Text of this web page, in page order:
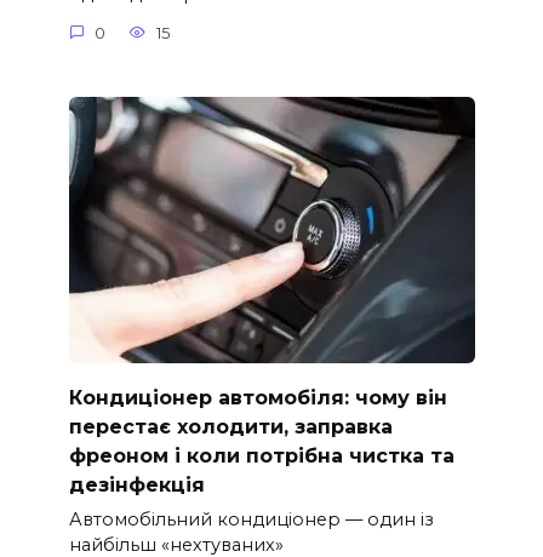
0 15
Кондиціонер автомобіля: чому він
перестає холодити, заправка
фреоном і коли потрібна чистка та
дезінфекція
Автомобільний кондиціонер — один із
найбільш «нехтуваних»